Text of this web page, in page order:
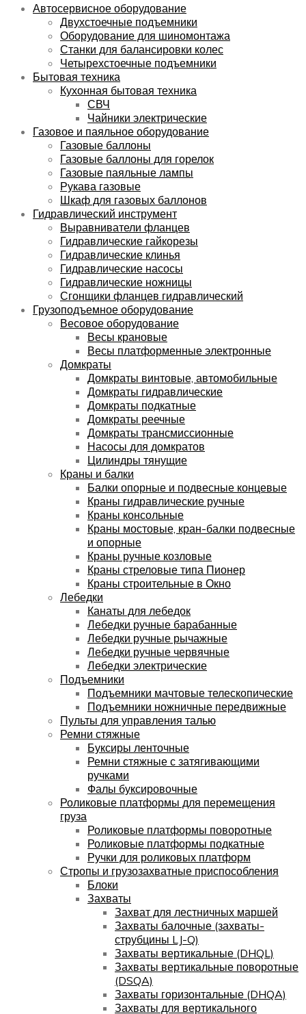
Автосервисное оборудование
Двухстоечные подъемники
Оборудование для шиномонтажа
Станки для балансировки колес
Четырехстоечные подъемники
Бытовая техника
Кухонная бытовая техника
СВЧ
Чайники электрические
Газовое и паяльное оборудование
Газовые баллоны
Газовые баллоны для горелок
Газовые паяльные лампы
Рукава газовые
Шкаф для газовых баллонов
Гидравлический инструмент
Выравниватели фланцев
Гидравлические гайкорезы
Гидравлические клинья
Гидравлические насосы
Гидравлические ножницы
Сгонщики фланцев гидравлический
Грузоподъемное оборудование
Весовое оборудование
Весы крановые
Весы платформенные электронные
Домкраты
Домкраты винтовые, автомобильные
Домкраты гидравлические
Домкраты подкатные
Домкраты реечные
Домкраты трансмиссионные
Насосы для домкратов
Цилиндры тянущие
Краны и балки
Балки опорные и подвесные концевые
Краны гидравлические ручные
Краны консольные
Краны мостовые, кран-балки подвесные
и опорные
Краны ручные козловые
Краны стреловые типа Пионер
Краны строительные в Окно
Лебедки
Канаты для лебедок
Лебедки ручные барабанные
Лебедки ручные рычажные
Лебедки ручные червячные
Лебедки электрические
Подъемники
Подъемники мачтовые телескопические
Подъемники ножничные передвижные
Пульты для управления талью
Ремни стяжные
Буксиры ленточные
Ремни стяжные с затягивающими
ручками
Фалы буксировочные
Роликовые платформы для перемещения
груза
Роликовые платформы поворотные
Роликовые платформы подкатные
Ручки для роликовых платформ
Стропы и грузозахватные приспособления
Блоки
Захваты
Захват для лестничных маршей
Захваты балочные (захваты-
струбцины LJ-Q)
Захваты вертикальные (DHQL)
Захваты вертикальные поворотные
(DSQA)
Захваты горизонтальные (DHQA)
Захваты для вертикального